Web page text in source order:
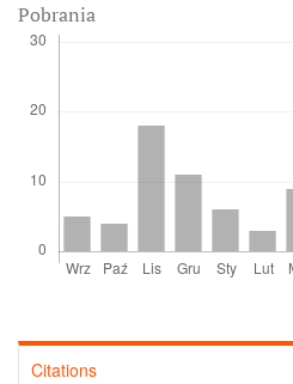
Pobrania
Citations